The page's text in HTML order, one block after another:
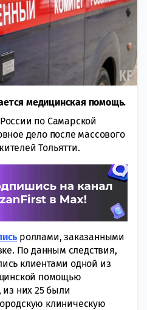
медицинская помощь.
по Самарской
дело после массового
Тольятти.
роллами, заказанными
По данным следствия,
клиентами одной из
помощью
из них 25 были
клиническую